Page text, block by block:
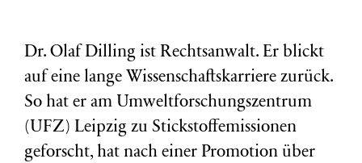
Dr. Olaf Dilling ist Rechtsanwalt. Er blickt
auf eine lange Wissenschaftskarriere zurück.
So hat er am Umweltforschungszentrum
(UFZ) Leipzig zu Stickstoffemissionen
geforscht, hat nach einer Promotion über